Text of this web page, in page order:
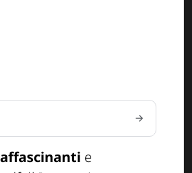
affascinanti e